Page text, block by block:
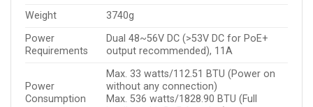
Weight
3740g
Power
Requirements
Dual 48~56V DC (>53V DC for PoE+
output recommended), 11A
Power
Consumption
Max. 33 watts/112.51 BTU (Power on
without any connection)
Max. 536 watts/1828.90 BTU (Full